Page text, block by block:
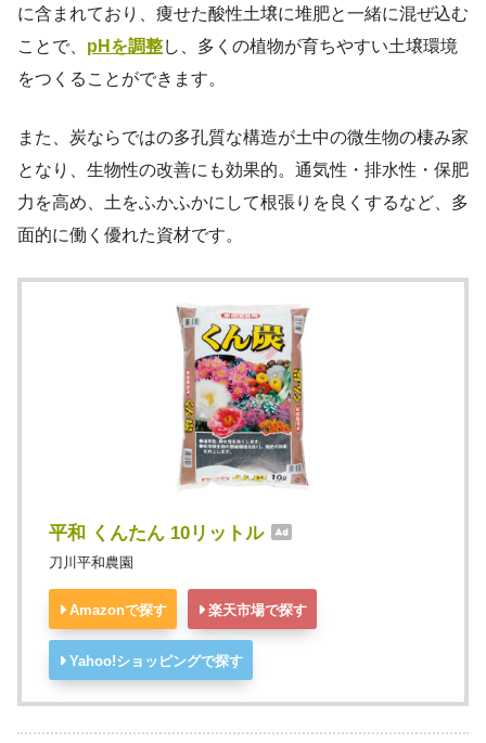
に含まれており、痩せた酸性土壌に堆肥と一緒に混ぜ込む
ことで、 pHを調整し、多くの植物が育ちやすい土壌環境
をつくることができます。
また、炭ならではの多孔質な構造が土中の微生物の棲み家
となり、生物性の改善にも効果的。通気性・排水性・保肥
力を高め、土をふかふかにして根張りを良くするなど、多
面的に働く優れた資材です。
平和 くんたん 10リットル
刀川平和農園
Amazonで探す 楽天市場で探す
Yahoo!ショッピングで探す